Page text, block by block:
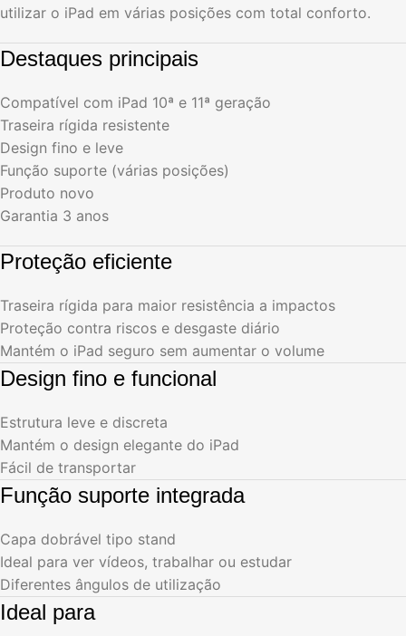
utilizar o iPad em várias posições com total conforto.
Destaques principais
Compatível com iPad 10ª e 11ª geração
Traseira rígida resistente
Design fino e leve
Função suporte (várias posições)
Produto novo
Garantia 3 anos
Proteção eficiente
Traseira rígida para maior resistência a impactos
Proteção contra riscos e desgaste diário
Mantém o iPad seguro sem aumentar o volume
Design fino e funcional
Estrutura leve e discreta
Mantém o design elegante do iPad
Fácil de transportar
Função suporte integrada
Capa dobrável tipo stand
Ideal para ver vídeos, trabalhar ou estudar
Diferentes ângulos de utilização
Ideal para